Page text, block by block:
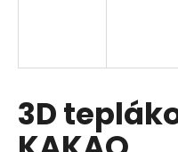
3D
í
?